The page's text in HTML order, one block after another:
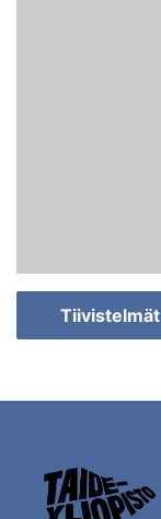
Tiivistelmät